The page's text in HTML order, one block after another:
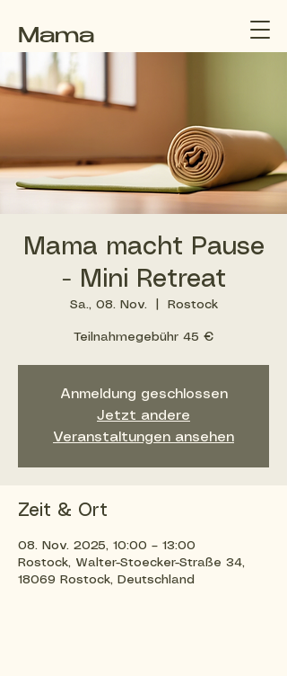
Mama
macht
Pause
Mama macht Pause
- Mini Retreat
Sa., 08. Nov. Rostock
Teilnahmegebühr 45 €
Anmeldung geschlossen
Jetzt andere
Veranstaltungen ansehen
Zeit & Ort
08. Nov. 2025, 10:00 – 13:00
Rostock, Walter-Stoecker-Straße 34,
18069 Rostock, Deutschland